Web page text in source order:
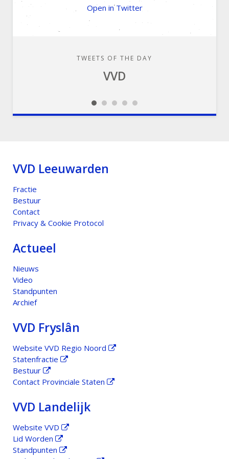
Open in Twitter
TWEETS OF THE DAY
VVD
TWEETS OF THE DAY
VVD
TWEETS OF THE DAY
VVD
TWEETS OF THE DAY
VVD
TWEETS OF THE DAY
VVD
Slideshow
Slideshow
Slideshow
Slideshow
VVD Leeuwarden
Fractie
Bestuur
Contact
Privacy & Cookie Protocol
Actueel
Nieuws
Video
Standpunten
Archief
VVD Fryslân
Website VVD Regio Noord
Statenfractie
Bestuur
Contact Provinciale Staten
VVD Landelijk
Website VVD
Lid Worden
Standpunten